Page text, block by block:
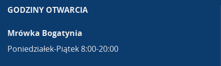
GODZINY OTWARCIA
Mrówka Bogatynia
Poniedziałek-Piątek 8:00-20:00